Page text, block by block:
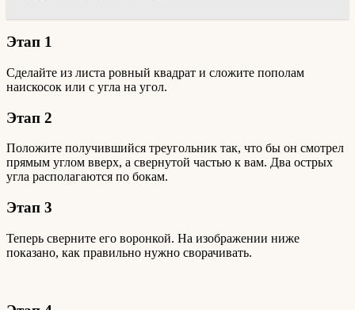
Этап 1
Сделайте из листа ровный квадрат и сложите пополам
наискосок или с угла на угол.
Этап 2
Положите получившийся треугольник так, что бы он смотрел
прямым углом вверх, а свернутой частью к вам. Два острых
угла располагаются по бокам.
Этап 3
Теперь сверните его воронкой. На изображении ниже
показано, как правильно нужно сворачивать.